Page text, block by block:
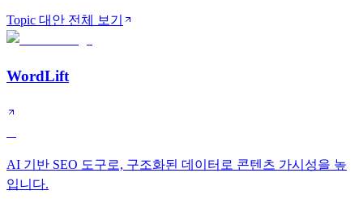
Topic 대안 전체 보기
WordLift
AI 기반 SEO 도구로, 구조화된 데이터로 콘텐츠 가시성을 높
입니다.